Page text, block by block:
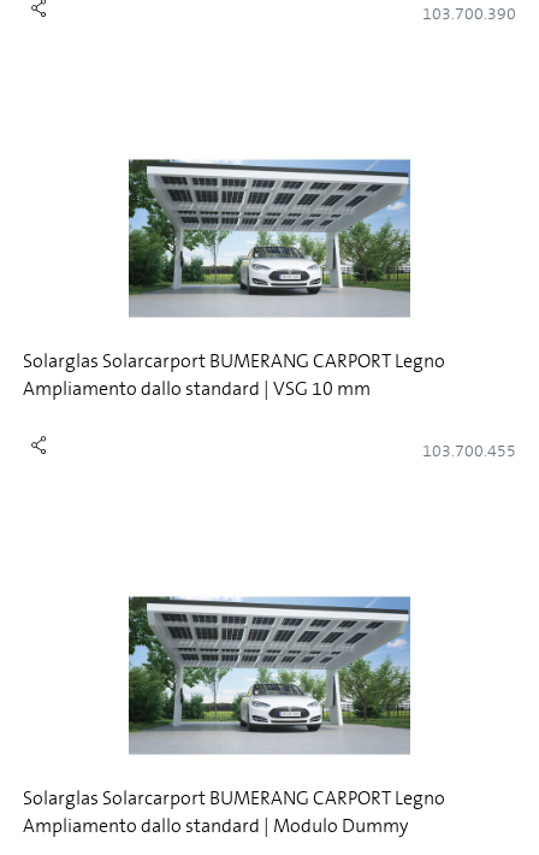
103.700.390
Solarglas Solarcarport BUMERANG CARPORT Legno
Ampliamento dallo standard | VSG 10 mm
103.700.455
Solarglas Solarcarport BUMERANG CARPORT Legno
Ampliamento dallo standard | Modulo Dummy